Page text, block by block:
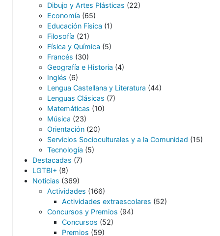
Dibujo y Artes Plásticas (22)
Economía (65)
Educación Física (1)
Filosofía (21)
Física y Química (5)
Francés (30)
Geografía e Historia (4)
Inglés (6)
Lengua Castellana y Literatura (44)
Lenguas Clásicas (7)
Matemáticas (10)
Música (23)
Orientación (20)
Servicios Socioculturales y a la Comunidad (15)
Tecnología (5)
Destacadas (7)
LGTBI+ (8)
Noticias (369)
Actividades (166)
Actividades extraescolares (52)
Concursos y Premios (94)
Concursos (52)
Premios (59)